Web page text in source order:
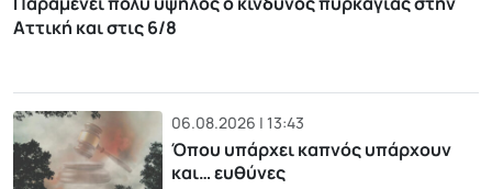
Αττική και στις 6/8
06.08.2026 | 13:43
Όπου υπάρχει καπνός υπάρχουν
και… ευθύνες